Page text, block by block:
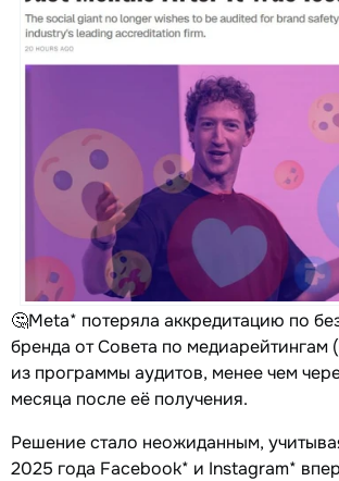
🤔Meta* потеряла аккредитацию по
бренда от Совета по медиарейтингам
из программы аудитов, менее чем
месяца после её получения.
Решение стало неожиданным,
2025 года Facebook* и Instagram*